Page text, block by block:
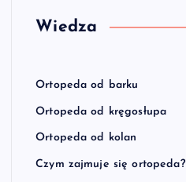
Wiedza
Ortopeda od barku
Ortopeda od kręgosłupa
Ortopeda od kolan
Czym zajmuje się ortopeda?